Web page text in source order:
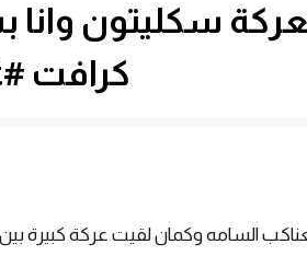
كرافت #SmartCraft
انا وادم ولقيت 2 سباونر للعناكب السامه وكمان